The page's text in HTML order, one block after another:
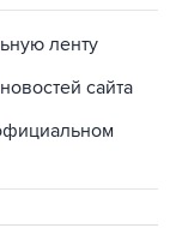
ленту
сайта